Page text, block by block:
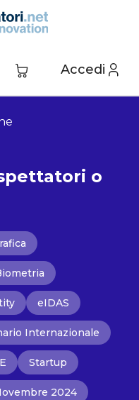
Accedi
o
eIDAS
Internazionale
Startup
2024